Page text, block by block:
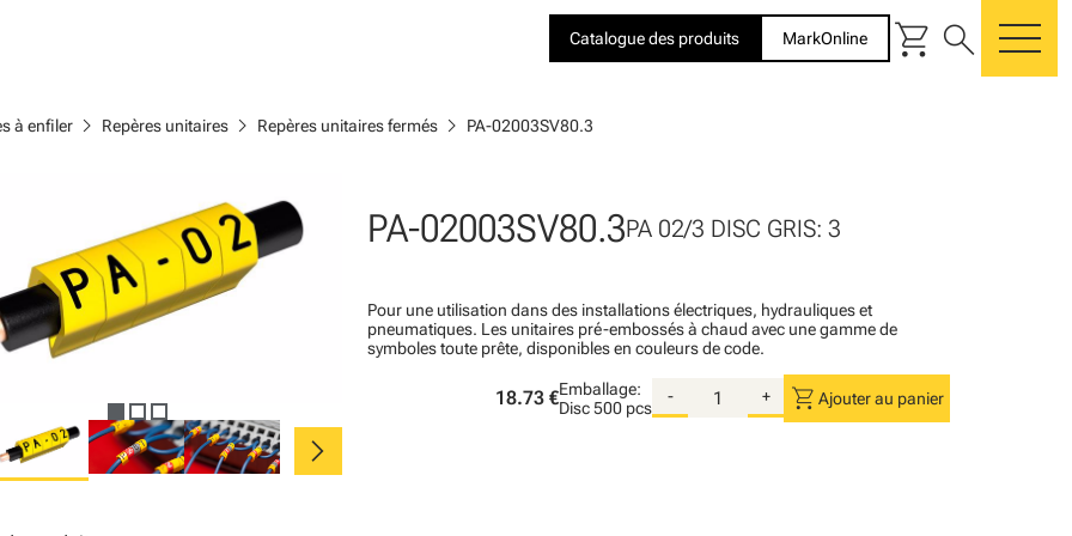
Catalogue des produits MarkOnline shopping_cart search
à enfiler chevron_right Repères unitaires chevron_right Repères unitaires fermés chevron_right PA-02003SV80.3
chevron_right
PA-02003SV80.3PA 02/3 DISC GRIS: 3
Pour une utilisation dans des installations électriques, hydrauliques et
pneumatiques. Les unitaires pré-embossés à chaud avec une gamme de
symboles toute prête, disponibles en couleurs de code.
18.73 €Emballage:
Disc500 pcs
- + shopping_cart Ajouter au panier